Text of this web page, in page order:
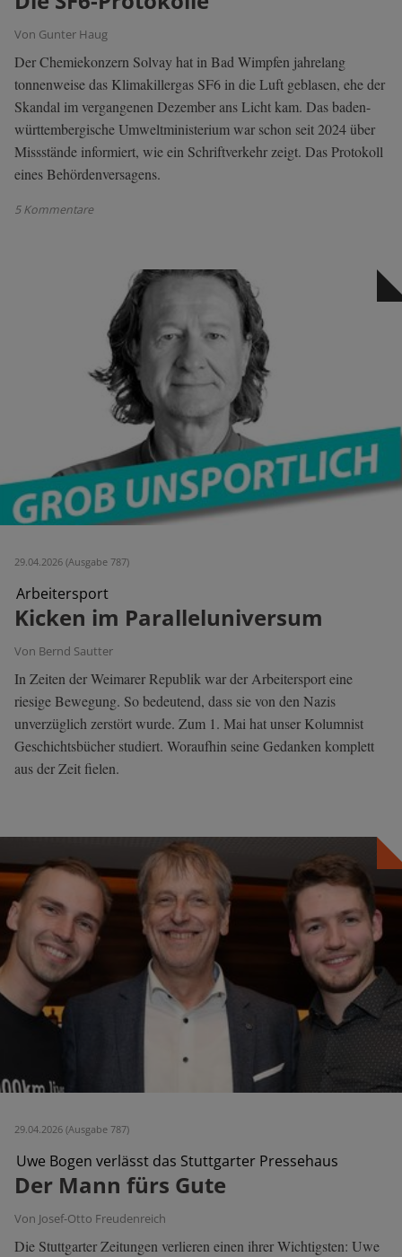
Von Gunter Haug
Der Chemiekonzern Solvay hat in Bad Wimpfen jahrelang
tonnenweise das Klimakillergas SF6 in die Luft geblasen, ehe der
Skandal im vergangenen Dezember ans Licht kam. Das baden-
württembergische Umweltministerium war schon seit 2024 über
Missstände informiert, wie ein Schriftverkehr zeigt. Das Protokoll
eines Behördenversagens.
5 Kommentare
29.04.2026 (Ausgabe 787)
Arbeitersport
Kicken im Paralleluniversum
Von Bernd Sautter
In Zeiten der Weimarer Republik war der Arbeitersport eine
riesige Bewegung. So bedeutend, dass sie von den Nazis
unverzüglich zerstört wurde. Zum 1. Mai hat unser Kolumnist
Geschichtsbücher studiert. Woraufhin seine Gedanken komplett
aus der Zeit fielen.
29.04.2026 (Ausgabe 787)
Uwe Bogen verlässt das Stuttgarter Pressehaus
Der Mann fürs Gute
Von Josef-Otto Freudenreich
Die Stuttgarter Zeitungen verlieren einen ihrer Wichtigsten: Uwe